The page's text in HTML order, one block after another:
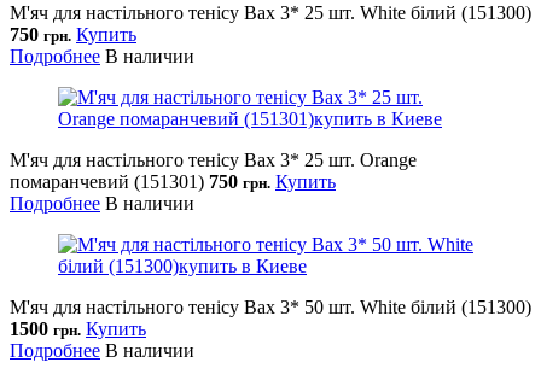
М'яч для настільного тенісу Bax 3* 25 шт. White білий (151300)
750 грн. Купить
Подробнее В наличии
М'яч для настільного тенісу Bax 3* 25 шт. Orange
помаранчевий (151301) 750 грн. Купить
Подробнее В наличии
М'яч для настільного тенісу Bax 3* 50 шт. White білий (151300)
1500 грн. Купить
Подробнее В наличии